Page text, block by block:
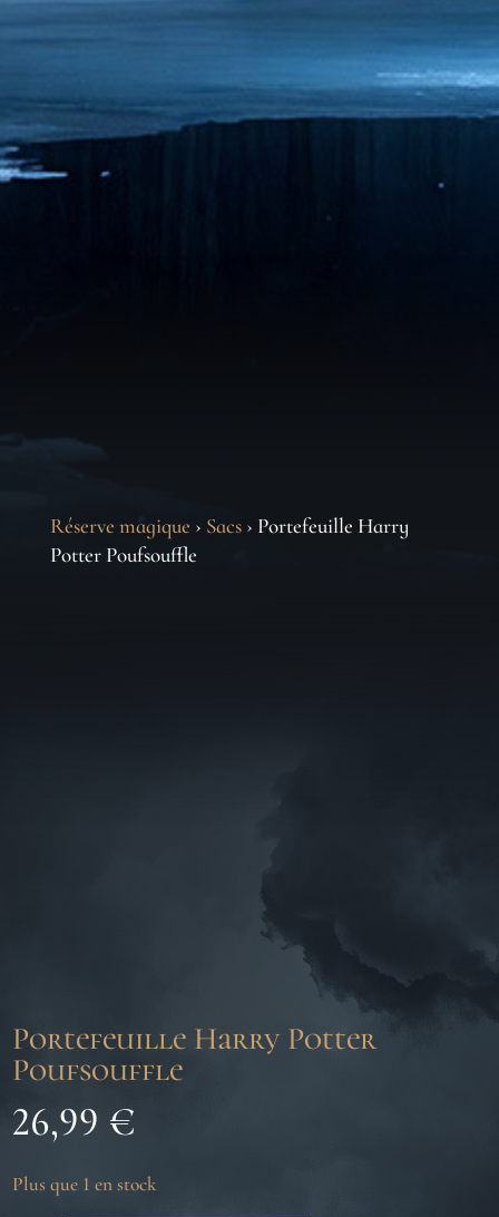
Réserve magique › Sacs› Portefeuille Harry
Potter Poufsouffle
Portefeuille Harry Potter
Poufsouffle
26,99 €
Plus que 1 en stock